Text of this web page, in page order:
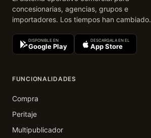
concesionarias, agencias, grupos e
importadores. Los tiempos han cambiado.
DISPONIBLE EN
Google Play
DESCARGALA EN EL
App Store
FUNCIONALIDADES
Compra
Peritaje
Multipublicador